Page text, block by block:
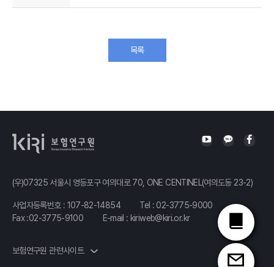
목록
(우)07325 서울시 영등포구 여의대로 70, ONE CENTINEL(여의도동 23-2)
사업자등록번호 : 107-82-14854 Tel : 02-3775-9000
Fax :02-3775-9100
E-mail : kiriweb@kiri.or.kr
보험연구원 관련사이트